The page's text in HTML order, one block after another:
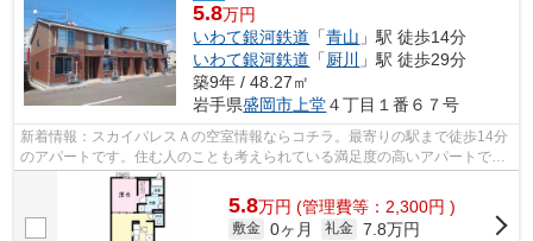
5.8万円
いわて銀河鉄道 「青山 」駅 徒歩14分
いわて銀河鉄道 「厨川
」駅 徒歩29分
築9年 / 48.27㎡
岩手県盛岡市上堂４丁目１番６７号
新着情報：スカイパレスＡの空室情報ならコチラ。最寄りの駅まで徒歩14分
のアパートです。住む人のことも考えられている満足度の高いアパートで
す。2017年築で、多くの方がご満足の物...
5.8万円 (管理費等：2,300円 )
敷金 0ヶ月 礼金 7.8万円